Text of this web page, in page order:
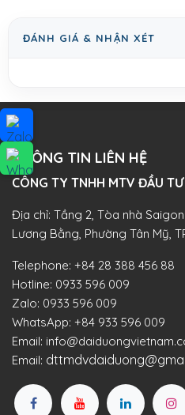
ĐÁNH GIÁ & NHẬN XÉT
THÔNG TIN LIÊN HỆ
CÔNG TY TNHH MTV ĐẦU
Địa chỉ: Tầng 2, Tòa nhà
Lương Bằng, Phường Tân Mỹ,
Telephone: +84 28 388 456 88
Hotline: 0933 596 009
Zalo: 0933 596 009
WhatsApp: +84 933 596 009
Email:
Email: